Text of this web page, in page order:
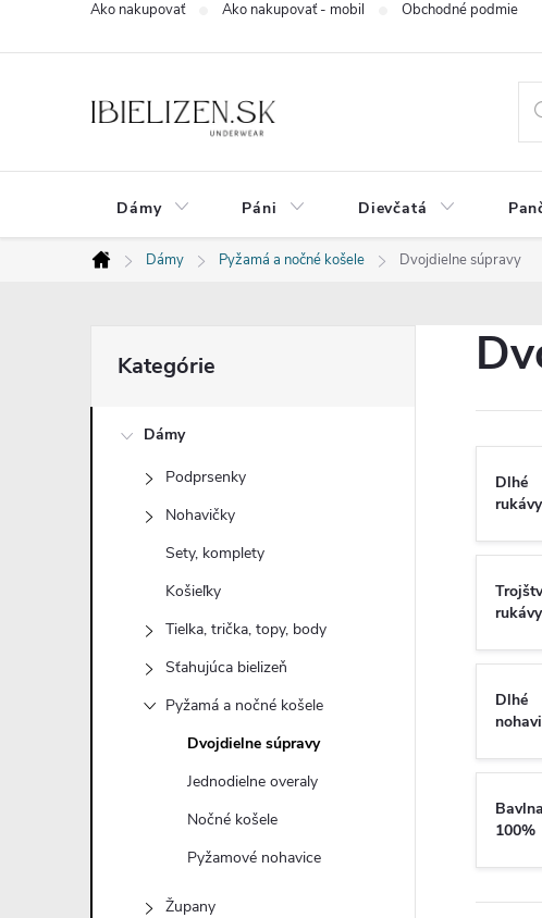
Ako nakupovať Ako nakupovať - mobil Obchodné podmienky
Dámy Páni Dievčatá
Domov
Dámy Pyžamá a nočné košele Dvojdielne súpravy
o
kategórie
Kategórie
Dámy
Podprsenky
Nohavičky
Sety, komplety
Košieľky
Tielka, trička, topy, body
Sťahujúca bielizeň
Pyžamá a nočné košele
Dvojdielne súpravy
Jednodielne overaly
Nočné košele
Pyžamové nohavice
Župany
Dlhé
rukávy
rukávy
Dlhé
Bavlna
100%